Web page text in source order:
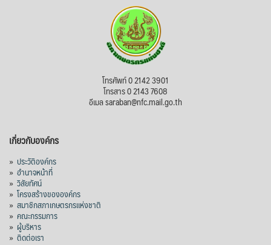
โทรศัพท์ 0 2142 3901
โทรสาร 0 2143 7608
อีเมล saraban@nfc.mail.go.th
เกี่ยวกับองค์กร
» ประวัติองค์กร
» อำนาจหน้าที่
» วิสัยทัศน์
» โครงสร้างขององค์กร
» สมาชิกสภาเกษตรกรแห่งชาติ
» คณะกรรมการ
» ผู้บริหาร
» ติดต่อเรา